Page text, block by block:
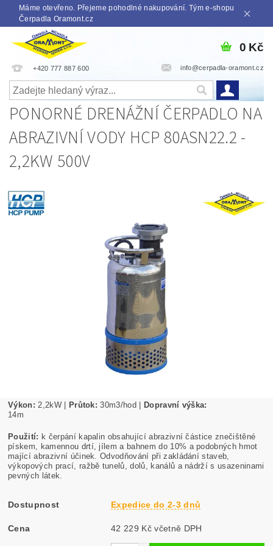
Máme otevřeno. Přejeme pohodlné nakupování. Tým e-shopu
Čerpadla Oramont.cz
+420 777 887 600 info@cerpadla-oramont.cz
0 Kč
PONORNÉ DRENÁŽNÍ ČERPADLO NA
ABRAZIVNÍ VODY HCP 80ASN22.2 -
2,2KW 500V
Výkon: 2,2kW | Průtok:30m3/hod |
Dopravní výška:
14m
Použití: k čerpání kapalin obsahující abrazivní částice znečištěné
pískem, kamennou drtí, jílem a bahnem do 10% a podobných hmot
mající abrazivní účinek. Odvodňování při zakládání staveb,
výkopových prací, ražbě tunelů, dolů, kanálů a nádrží s usazeninami
pevných látek.
Dostupnost Expedice do 2-3 dnů
Cena 42 229 Kč včetně DPH